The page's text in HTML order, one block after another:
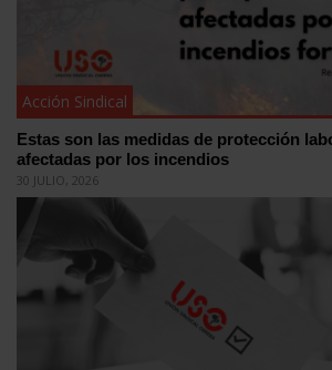
Acción Sindical
Estas son las medidas de protección
afectadas por los incendios
30 JULIO, 2026